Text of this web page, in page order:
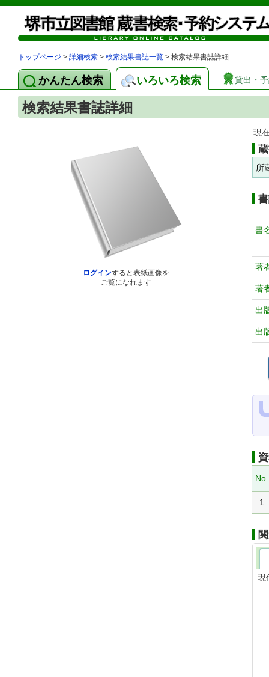
トップページ > 詳細検索 > 検索結果書誌一覧 > 検索結果書誌詳細
かんたん検索 いろいろ検索 貸出・
検索結果書誌詳細
ログインすると表紙画像を
ご覧になれます
現
所
書
著
著
出
出
No.
1
現